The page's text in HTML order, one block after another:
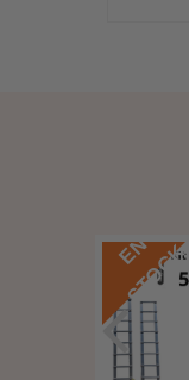
E
N
S
T
O
C
K